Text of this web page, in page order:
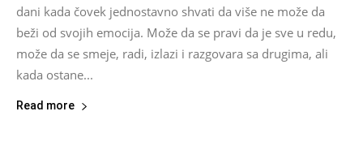
dani kada čovek jednostavno shvati da više ne može da
beži od svojih emocija. Može da se pravi da je sve u redu,
može da se smeje, radi, izlazi i razgovara sa drugima, ali
kada ostane...
Read more